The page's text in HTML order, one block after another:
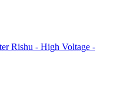
Rishu - High Voltage -